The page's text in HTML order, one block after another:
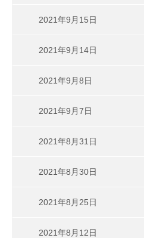
2021年9月15日
2021年9月14日
2021年9月8日
2021年9月7日
2021年8月31日
2021年8月30日
2021年8月25日
2021年8月12日